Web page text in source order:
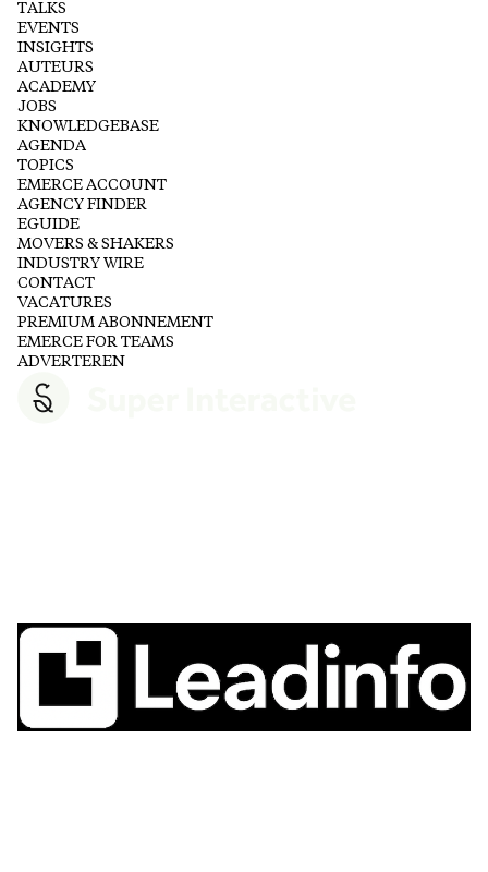
TALKS
EVENTS
INSIGHTS
AUTEURS
ACADEMY
JOBS
KNOWLEDGEBASE
AGENDA
TOPICS
EMERCE ACCOUNT
AGENCY FINDER
EGUIDE
MOVERS & SHAKERS
INDUSTRY WIRE
CONTACT
VACATURES
PREMIUM ABONNEMENT
EMERCE FOR TEAMS
ADVERTEREN